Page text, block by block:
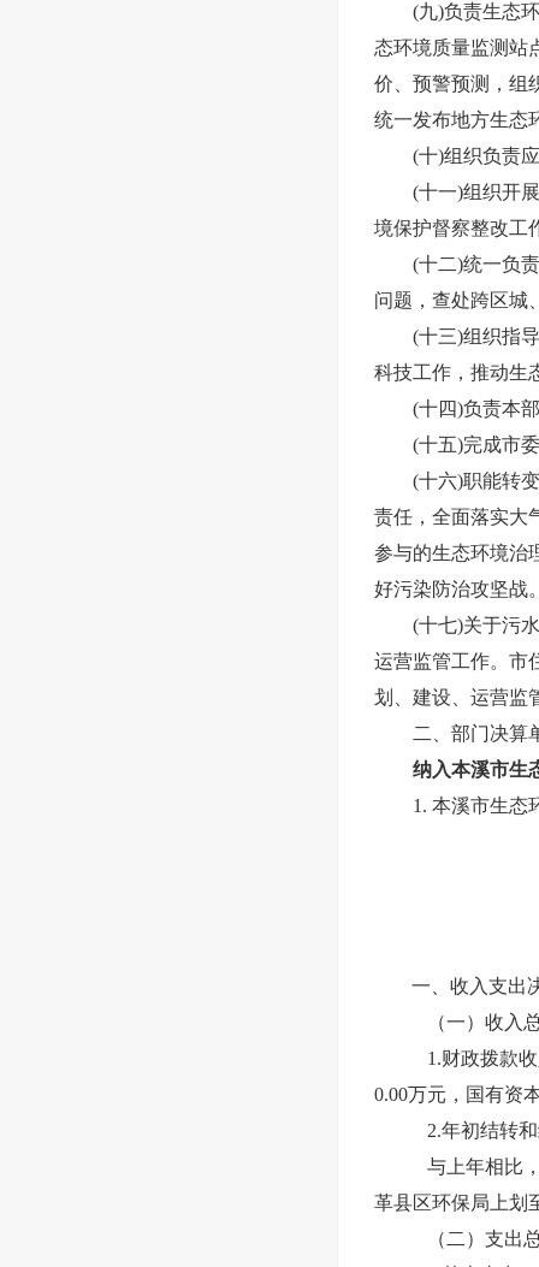
(九)负责生态
态环境质量监测站
价、预警预测，组
统一发布地方生态
(十)组织负责
(十一)组织开
境保护督察整改工
(十二)统一负
问题，查处跨区城
(十三)组织指
科技工作，推动生
(十四)负责本
(十五)完成市
(十六)职能转
责任，全面落实大
参与的生态环境治
好污染防治攻坚战
(十七)关于污
运营监管工作。市
划、建设、运营监
二、部门决算
纳入本溪市生
1. 本溪市生态
一、收入支出
（一）收入
1.财政拨款
0.00万元，国有资
2.年初结转
与上年相比
革县区环保局上划
（二）支出